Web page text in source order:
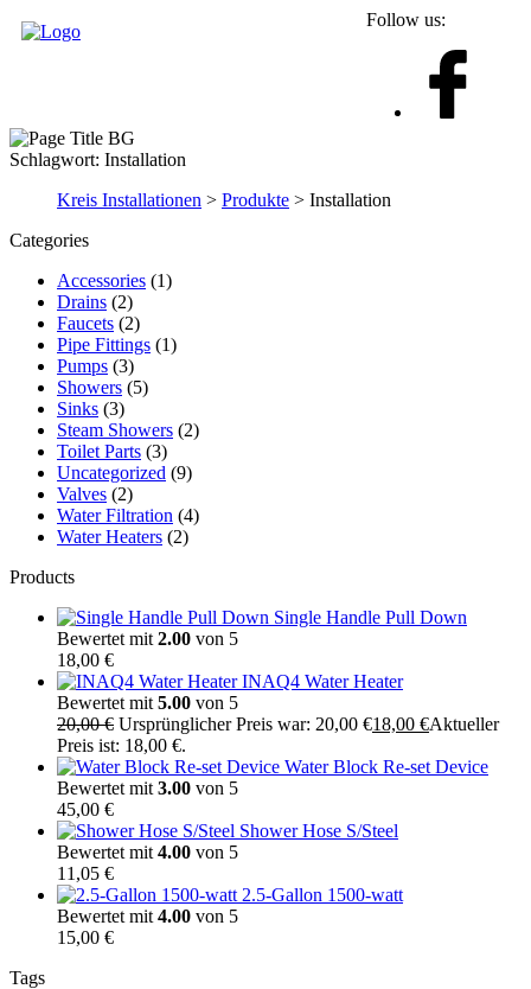
Follow us:
Schlagwort: Installation
Kreis Installationen > Produkte > Installation
Categories
Accessories (1)
Drains (2)
Faucets (2)
Pipe Fittings (1)
Pumps (3)
Showers (5)
Sinks (3)
Steam Showers (2)
Toilet Parts (3)
Uncategorized (9)
Valves (2)
Water Filtration (4)
Water Heaters (2)
Products
Single Handle Pull Down
Bewertet mit 2.00 von 5
18,00 €
INAQ4 Water Heater
Bewertet mit 5.00 von 5
20,00€ Ursprünglicher Preis war: 20,00 €18,00 €Aktueller
Preis ist: 18,00 €.
Water Block Re-set Device
Bewertet mit 3.00 von 5
45,00 €
Shower Hose S/Steel
Bewertet mit 4.00 von 5
11,05 €
2.5-Gallon 1500-watt
Bewertet mit 4.00 von 5
15,00 €
Tags